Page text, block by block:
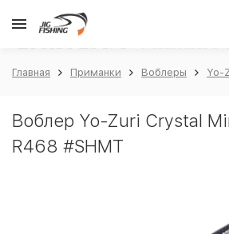
Главная Приманки Воблеры Yo-
Воблер Yo-Zuri Crystal
R468 #SHMT